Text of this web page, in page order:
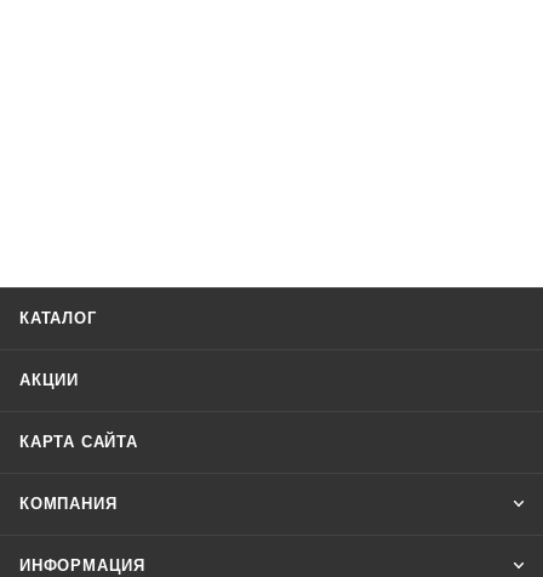
КАТАЛОГ
АКЦИИ
КАРТА САЙТА
КОМПАНИЯ
ИНФОРМАЦИЯ